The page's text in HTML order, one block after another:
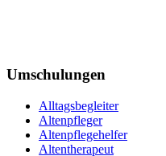
Umschulungen
Alltagsbegleiter
Altenpfleger
Altenpflegehelfer
Altentherapeut